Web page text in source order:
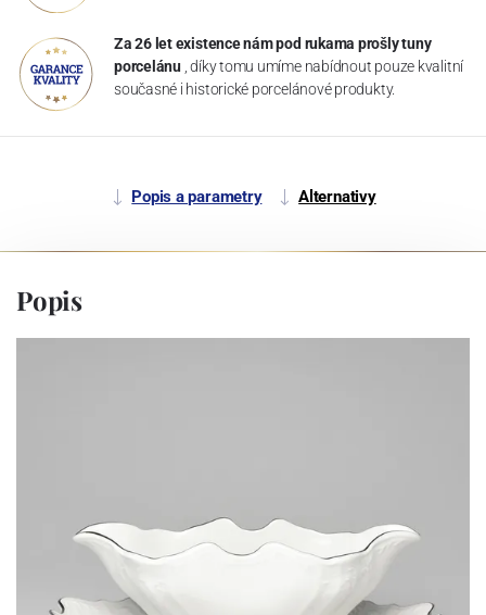
Za 26 let existence nám pod rukama prošly tuny
porcelánu , díky tomu umíme nabídnout pouze kvalitní
současné i historické porcelánové produkty.
Popis a parametry Alternativy
Popis